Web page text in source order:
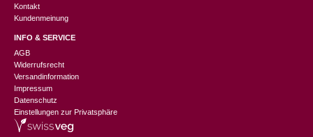
Kontakt
Kundenmeinung
INFO & SERVICE
AGB
Widerrufsrecht
Versandinformation
Impressum
Datenschutz
Einstellungen zur Privatsphäre